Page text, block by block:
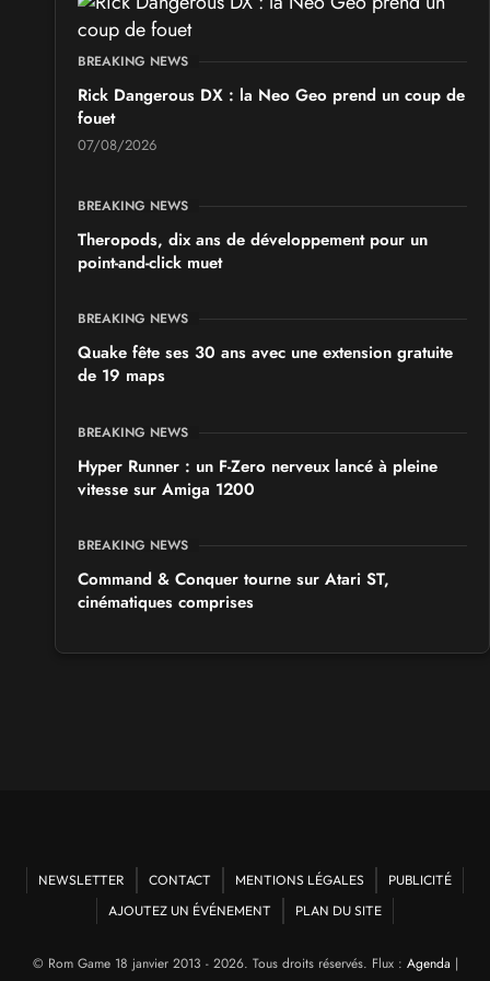
SALONS & CONVENTIONS GEEKS
GeekNIID 2026
les 19 et 20 septembre 2026 - à Grigny
SALONS & CONVENTIONS GEEKS
Japan Manga Wave Colmar 2026
BREAKING NEWS
Rick Dangerous DX : la Neo Geo prend un coup de
fouet
07/08/2026
BREAKING NEWS
Theropods, dix ans de développement pour un
point-and-click muet
BREAKING NEWS
Quake fête ses 30 ans avec une extension gratuite
de 19 maps
BREAKING NEWS
Hyper Runner : un F-Zero nerveux lancé à pleine
vitesse sur Amiga 1200
BREAKING NEWS
Command & Conquer tourne sur Atari ST,
cinématiques comprises
NEWSLETTER CONTACT MENTIONS LÉGALES
PUBLICITÉ
AJOUTEZ UN ÉVÉNEMENT
PLAN DU SITE
© Rom Game 18 janvier 2013 - 2026. Tous droits réservés. Flux : Agenda |